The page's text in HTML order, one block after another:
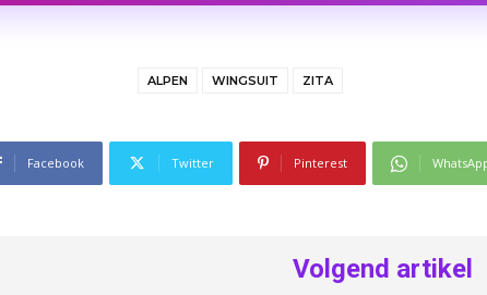
ALPEN WINGSUIT ZITA
Facebook Twitter Pinterest
Volgend artikel